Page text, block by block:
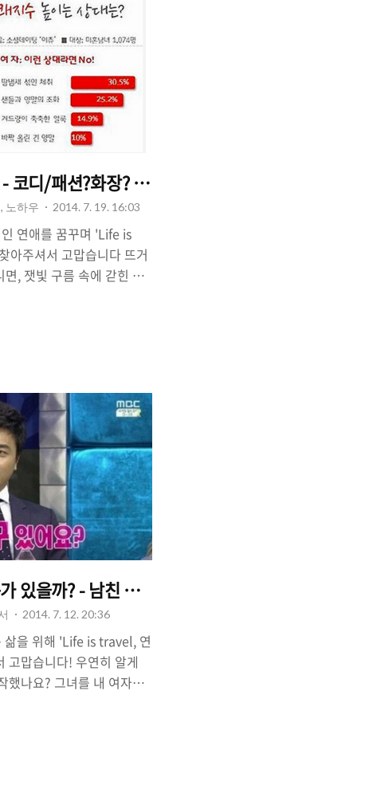
디/패션?화장? 과연 뭘까?
노하우 2014. 7. 19. 16:03
연애를 꿈꾸며 'Life is
아주셔서 고맙습니다 뜨거
, 잿빛 구름 속에 갇힌 후
씨! 이럴 때 일수록 여자
나가자니 '동네 친구'만나
니다. 그래서, '여름 소개팅!
상대였는지 설문조사 자료
령'에 대해서 알아볼게요
있을까? - 남친 있는지 확인하는 방법.
2014. 7. 12. 20:36
삶을 위해 'Life is travel, 연
고맙습니다! 우연히 알게
했나요? 그녀를 내 여자친
. 남자친구가 있으면 골키